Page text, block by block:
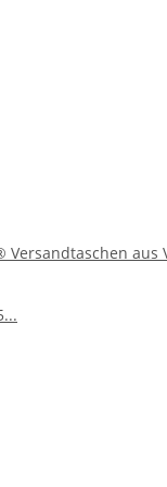
Versandtaschen aus